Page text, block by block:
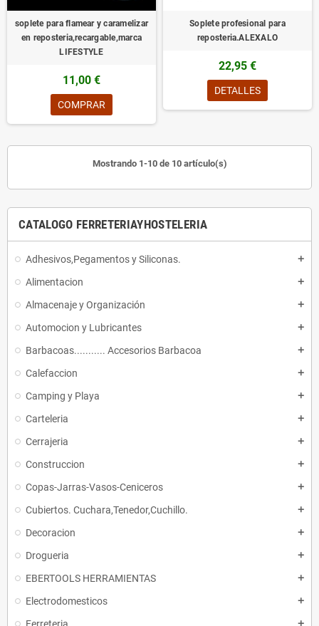
CATALOGO FERRETERIAYHOSTELERIA
Adhesivos,Pegamentos y Siliconas. add
Alimentacion add
Almacenaje y Organización add
Automocion y Lubricantes add
Barbacoas........... Accesorios Barbacoa add
Calefaccion add
Camping y Playa add
Carteleria add
Cerrajeria add
Construccion add
Copas-Jarras-Vasos-Ceniceros add
Cubiertos. Cuchara,Tenedor,Cuchillo. add
Decoracion add
Drogueria add
EBERTOOLS HERRAMIENTAS add
Electrodomesticos add
add
soplete para flamear y caramelizar
en reposteria,recargable,marca
LIFESTYLE
11,00 €
COMPRAR
Soplete profesional para
reposteria.ALEXALO
22,95 €
DETALLES
Mostrando 1-10 de 10 artículo(s)